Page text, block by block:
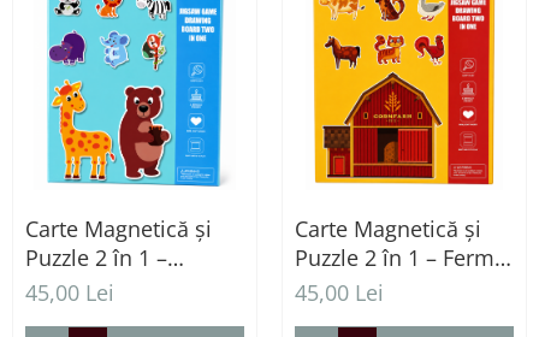
Carte Magnetică și
Puzzle 2 în 1 –
Animale Sălbatice
45,00 Lei
Carte Magnetică și
Puzzle 2 în 1 – Ferma
Animalelor
45,00 Lei